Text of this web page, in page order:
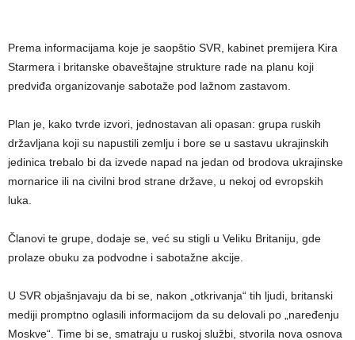
Prema informacijama koje je saopštio SVR, kabinet premijera Kira
Starmera i britanske obaveštajne strukture rade na planu koji
predviđa organizovanje sabotaže pod lažnom zastavom.
Plan je, kako tvrde izvori, jednostavan ali opasan: grupa ruskih
državljana koji su napustili zemlju i bore se u sastavu ukrajinskih
jedinica trebalo bi da izvede napad na jedan od brodova ukrajinske
mornarice ili na civilni brod strane države, u nekoj od evropskih
luka.
Članovi te grupe, dodaje se, već su stigli u Veliku Britaniju, gde
prolaze obuku za podvodne i sabotažne akcije.
U SVR objašnjavaju da bi se, nakon „otkrivanja“ tih ljudi, britanski
mediji promptno oglasili informacijom da su delovali po „naređenju
Moskve“. Time bi se, smatraju u ruskoj službi, stvorila nova osnova